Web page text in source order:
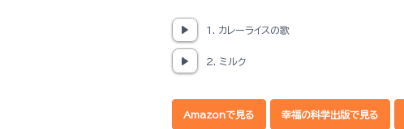
1. カレーライスの歌
2. ミルク
Amazonで見る 幸福の科学出版で見る